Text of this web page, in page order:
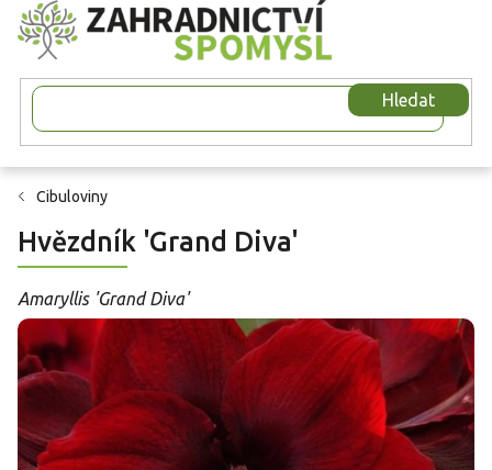
Přejít
na
obsah
Hledat
Cibuloviny
Hvězdník 'Grand Diva'
Amaryllis 'Grand Diva'